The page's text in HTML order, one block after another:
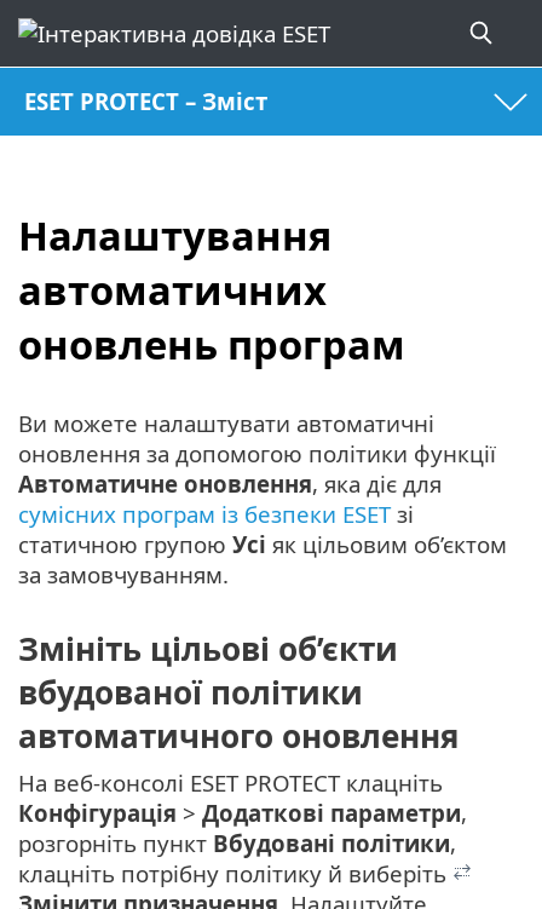
ESET PROTECT – Зміст
Налаштування
автоматичних
оновлень програм
Ви можете налаштувати автоматичні
оновлення за допомогою політики функції
Автоматичне оновлення, яка діє для
сумісних програм із безпеки ESETзі
статичною групою Усі як цільовим об’єктом
за замовчуванням.
Змініть цільові об’єкти
вбудованої політики
автоматичного оновлення
На веб-консолі ESET PROTECT клацніть
Конфігурація > Додаткові параметри,
розгорніть пункт Вбудовані політики,
клацніть потрібну політику й виберіть